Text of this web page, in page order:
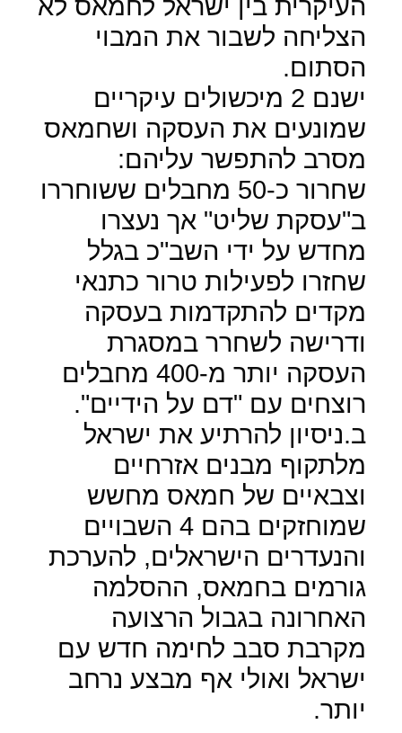
הצליחה לשבור את המבוי
הסתום.
ישנם 2 מיכשולים עיקריים
שמונעים את העסקה ושחמאס
מסרב להתפשר עליהם:
שחרור כ-50 מחבלים ששוחררו
ב"עסקת שליט" אך נעצרו
מחדש על ידי השב"כ בגלל
שחזרו לפעילות טרור כתנאי
מקדים להתקדמות בעסקה
ודרישה לשחרר במסגרת
העסקה יותר מ-400 מחבלים
רוצחים עם "דם על הידיים".
ב.ניסיון להרתיע את ישראל
מלתקוף מבנים אזרחיים
וצבאיים של חמאס מחשש
שמוחזקים בהם 4 השבויים
והנעדרים הישראלים, להערכת
גורמים בחמאס, ההסלמה
האחרונה בגבול הרצועה
מקרבת סבב לחימה חדש עם
ישראל ואולי אף מבצע נרחב
יותר.